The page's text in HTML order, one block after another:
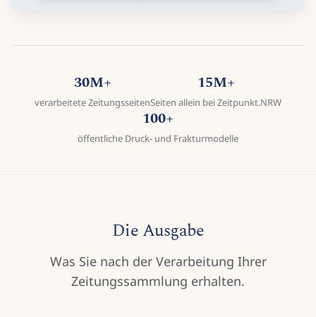
30M+
verarbeitete Zeitungsseiten
15M+
Seiten allein bei Zeitpunkt.NRW
100+
öffentliche Druck- und Frakturmodelle
Die Ausgabe
Was Sie nach der Verarbeitung Ihrer
Zeitungssammlung erhalten.